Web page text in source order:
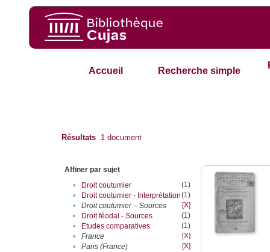
Accueil Recherche simple
Résultats 1 document
Affiner par sujet
•
Droit coutumier
(1)
•
Droit coutumier - Interprétation(1)
•
Droit coutumier – Sources
[X]
•
Droit féodal - Sources
(1)
•
Etudes comparatives
(1)
•
France
[X]
•
Paris (France)
[X]